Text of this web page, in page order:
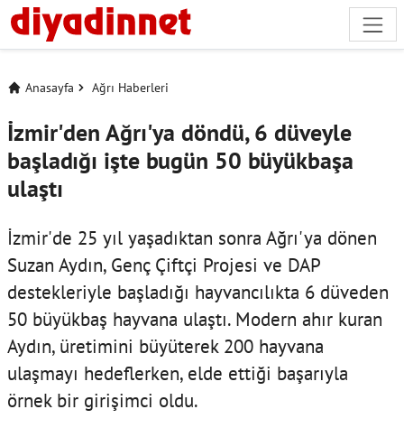
Anasayfa Ağrı Haberleri
İzmir'den Ağrı'ya döndü, 6 düveyle
başladığı işte bugün 50 büyükbaşa
ulaştı
İzmir'de 25 yıl yaşadıktan sonra Ağrı'ya dönen
Suzan Aydın, Genç Çiftçi Projesi ve DAP
destekleriyle başladığı hayvancılıkta 6 düveden
50 büyükbaş hayvana ulaştı. Modern ahır kuran
Aydın, üretimini büyüterek 200 hayvana
ulaşmayı hedeflerken, elde ettiği başarıyla
örnek bir girişimci oldu.